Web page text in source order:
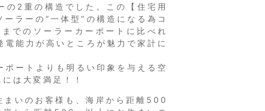
2重の構造でした。この【住宅用
ラーの“一体型”の構造になる為コ
でのソーラーカーポートに比べれ
能力が高いところが魅力で家計に
ートよりも明るい印象を与える空
は大変満足！！
いのお客様も、海岸から距離500